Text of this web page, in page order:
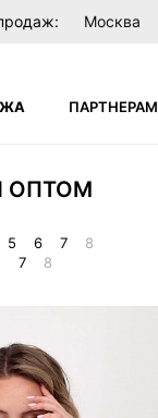
Москва
ПАРТНЕРАМ
ОПТОМ
5 6 7
8
7 8